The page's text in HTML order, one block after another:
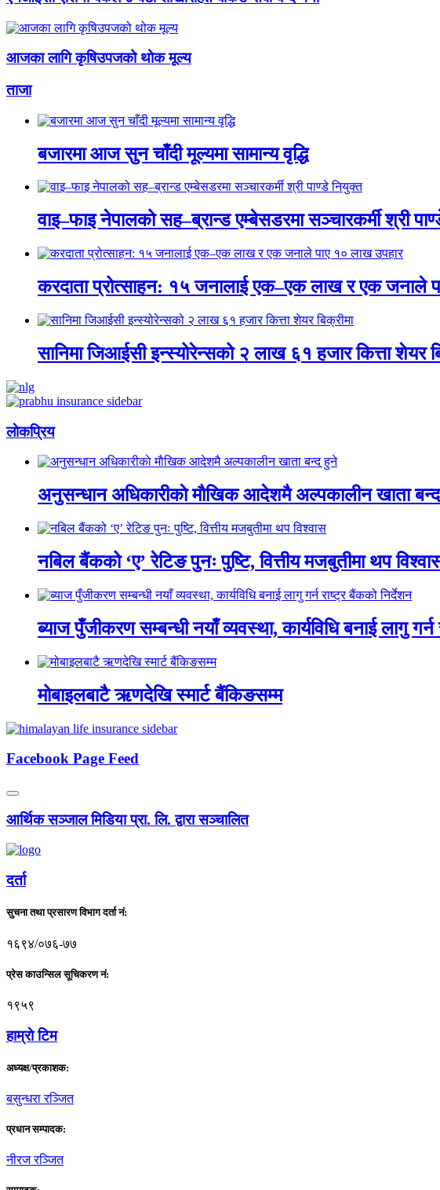
आजका लागि कृषिउपजको थोक मूल्य
ताजा
बजारमा आज सुन चाँदी मूल्यमा सामान्य वृद्धि
वाइ–फाइ नेपालको सह–ब्रान्ड एम्बेसडरमा सञ्चारकर्मी श्री
करदाता प्रोत्साहन: १५ जनालाई एक–एक लाख र एक जनाले
सानिमा जिआईसी इन्स्योरेन्सको २ लाख ६१ हजार कित्ता शेयर
लाेकप्रिय
अनुसन्धान अधिकारीकाे माैखिक आदेशमै अल्पकालीन खाता
नबिल बैंकको ‘ए’ रेटिङ पुनः पुष्टि, वित्तीय मजबुतीमा थप
ब्याज पुँजीकरण सम्बन्धी नयाँ व्यवस्था, कार्यविधि बनाई लागु
मोबाइलबाटै ऋणदेखि स्मार्ट बैंकिङसम्म
Facebook Page Feed
आर्थिक सञ्जाल मिडिया प्रा. लि. द्वारा सञ्चालित
दर्ता
सुचना तथा प्रसारण विभाग दर्ता नं:
१६९४/०७६-७७
प्रेस काउन्सिल सूचिकरण नं:
१९५९
हाम्राे टिम
अध्यक्ष/प्रकाशक:
बसुन्धरा रञ्जित
प्रधान सम्पादक:
नीरज रञ्जित